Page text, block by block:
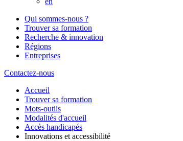
Qui sommes-nous ?
Trouver sa formation
Recherche & innovation
Régions
Entreprises
Contactez-nous
Accueil
Trouver sa formation
Mots-outils
Modalités d'accueil
Accès handicapés
Innovations et accessibilité